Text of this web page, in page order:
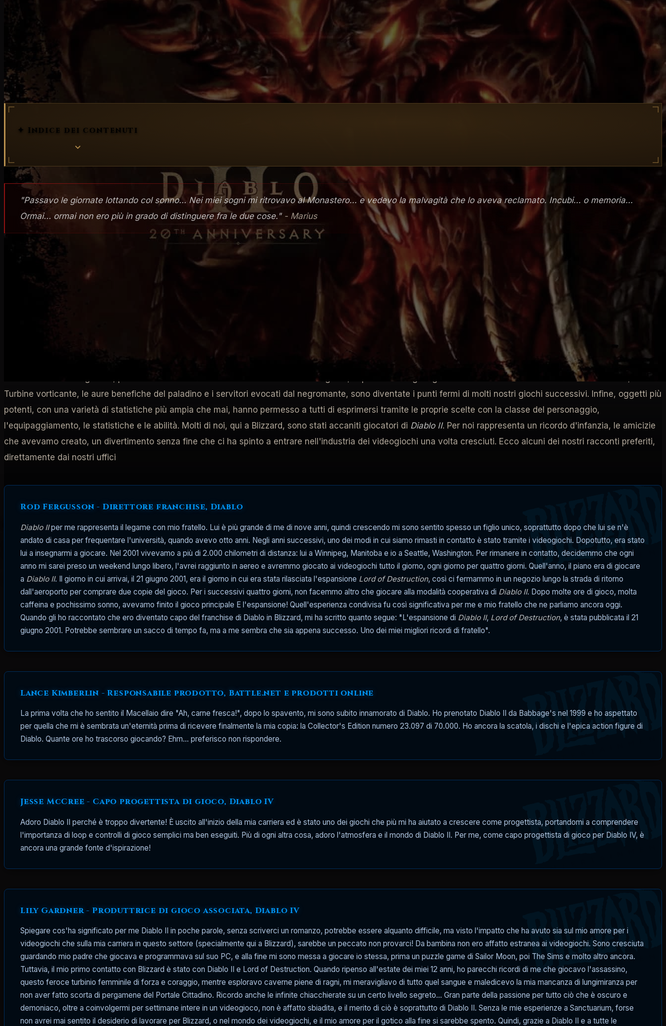
Home Diablo 2: Resurrected
Diablo II compie 20 anni
Diablo II continua a ispirare Blizzard 20 anni dopo
LordSoth 30 giu 2020 9 min lettura
Nostalgia
✦ Indice dei contenuti
"Passavo le giornate lottando col sonno... Nei miei sogni mi ritrovavo al Monastero... e vedevo la malvagità che lo aveva reclamato. Incubi... o memoria...
Ormai... ormai non ero più in grado di distinguere fra le due cose." - Marius
LA CREAZIONE DI UN CLASSICO
Quando, oltre venti anni fa, abbiamo deciso di creare
, i nostri obiettivi erano apparentemente semplici: risolvere i problemi più importanti presenti
ed espandere la formula del gioco originale. Per quanto gli sviluppatori non si fossero prefissati di cambiare il genere del GdR d'azione o di influenzare la
ha finito comunque per fare tutto questo. Il team di sviluppo voleva che Diablo II fosse più grande, più
bello, più veloce e più forte del suo predecessore. Una storia divisa in atti distinti, con enormi zone esplorabili all'aperto, aveva sostituito la claustrofobica cattedrale
di Tristram. Cinque nuove classi di personaggi, come il vorticoso barbaro e il pio paladino (con altre due aggiunte nell'espansione
Lord of Destruction®
, l'assassino e
il druido), sono andate ben oltre gli archetipi base del guerriero, della ladra e dell'incantatore del primo gioco. Queste nuove classi, oltre a presentare una maggiore
diversità etnica e di genere, presentavano ciascuna 30 abilità uniche tra cui scegliere, al posto del singolo grimorio condiviso diDiablo
. Alcune nuove abilità, come il
Turbine vorticante, le aure benefiche del paladino e i servitori evocati dal negromante, sono diventate i punti fermi di molti nostri giochi successivi. Infine, oggetti più
potenti, con una varietà di statistiche più ampia che mai, hanno permesso a tutti di esprimersi tramite le proprie scelte con la classe del personaggio,
l'equipaggiamento, le statistiche e le abilità. Molti di noi, qui a Blizzard, sono stati accaniti giocatori di Diablo II. Per noi rappresenta un ricordo d'infanzia, le amicizie
che avevamo creato, un divertimento senza fine che ci ha spinto a entrare nell'industria dei videogiochi una volta cresciuti. Ecco alcuni dei nostri racconti preferiti,
direttamente dai nostri uffici
Rod Fergusson - Direttore franchise, Diablo
Diablo IIper me rappresenta il legame con mio fratello. Lui è più grande di me di nove anni, quindi crescendo mi sono sentito spesso un figlio unico, soprattutto dopo che lui se n'è
andato di casa per frequentare l'università, quando avevo otto anni. Negli anni successivi, uno dei modi in cui siamo rimasti in contatto è stato tramite i videogiochi. Dopotutto, era stato
lui a insegnarmi a giocare. Nel 2001 vivevamo a più di 2.000 chilometri di distanza: lui a Winnipeg, Manitoba e io a Seattle, Washington. Per rimanere in contatto, decidemmo che ogni
anno mi sarei preso un weekend lungo libero, l'avrei raggiunto in aereo e avremmo giocato ai videogiochi tutto il giorno, ogni giorno per quattro giorni. Quell'anno, il piano era di giocare
a Diablo II. Il giorno in cui arrivai, il 21 giugno 2001, era il giorno in cui era stata rilasciata l'espansione Lord of Destruction, così ci fermammo in un negozio lungo la strada di ritorno
dall'aeroporto per comprare due copie del gioco. Per i successivi quattro giorni, non facemmo altro che giocare alla modalità cooperativa di Diablo II. Dopo molte ore di gioco, molta
caffeina e pochissimo sonno, avevamo finito il gioco principale E l'espansione! Quell'esperienza condivisa fu così significativa per me e mio fratello che ne parliamo ancora oggi.
Quando gli ho raccontato che ero diventato capo del franchise di Diablo in Blizzard, mi ha scritto quanto segue: "L'espansione di Diablo II, Lord of Destruction, è stata pubblicata il 21
giugno 2001. Potrebbe sembrare un sacco di tempo fa, ma a me sembra che sia appena successo. Uno dei miei migliori ricordi di fratello".
Lance Kimberlin - Responsabile prodotto, Battle.net e prodotti online
La prima volta che ho sentito il Macellaio dire "Ah, carne fresca!", dopo lo spavento, mi sono subito innamorato di Diablo. Ho prenotato Diablo II da Babbage's nel 1999 e ho aspettato
per quella che mi è sembrata un'eternità prima di ricevere finalmente la mia copia: la Collector's Edition numero 23.097 di 70.000. Ho ancora la scatola, i dischi e l'epica action figure di
Diablo. Quante ore ho trascorso giocando? Ehm... preferisco non rispondere.
Jesse McCree - Capo progettista di gioco, Diablo IV
Adoro Diablo II perché è troppo divertente! È uscito all'inizio della mia carriera ed è stato uno dei giochi che più mi ha aiutato a crescere come progettista, portandomi a comprendere
l'importanza di loop e controlli di gioco semplici ma ben eseguiti. Più di ogni altra cosa, adoro l'atmosfera e il mondo di Diablo II. Per me, come capo progettista di gioco per Diablo IV, è
ancora una grande fonte d'ispirazione!
Lily Gardner - Produttrice di gioco associata, Diablo IV
Spiegare cos'ha significato per me Diablo II in poche parole, senza scriverci un romanzo, potrebbe essere alquanto difficile, ma visto l'impatto che ha avuto sia sul mio amore per i
videogiochi che sulla mia carriera in questo settore (specialmente qui a Blizzard), sarebbe un peccato non provarci! Da bambina non ero affatto estranea ai videogiochi. Sono cresciuta
guardando mio padre che giocava e programmava sul suo PC, e alla fine mi sono messa a giocare io stessa, prima un puzzle game di Sailor Moon, poi The Sims e molto altro ancora.
Tuttavia, il mio primo contatto con Blizzard è stato con Diablo II e Lord of Destruction. Quando ripenso all'estate dei miei 12 anni, ho parecchi ricordi di me che giocavo l'assassino,
questo feroce turbinio femminile di forza e coraggio, mentre esploravo caverne piene di ragni, mi meravigliavo di tutto quel sangue e maledicevo la mia mancanza di lungimiranza per
non aver fatto scorta di pergamene del Portale Cittadino. Ricordo anche le infinite chiacchierate su un certo livello segreto... Gran parte della passione per tutto ciò che è oscuro e
demoniaco, oltre a coinvolgermi per settimane intere in un videogioco, non è affatto sbiadita, e il merito di ciò è soprattutto di Diablo II. Senza le mie esperienze a Sanctuarium, forse
non avrei mai sentito il desiderio di lavorare per Blizzard, o nel mondo dei videogiochi, e il mio amore per il gotico alla fine si sarebbe spento. Quindi, grazie a Diablo II e a tutte le